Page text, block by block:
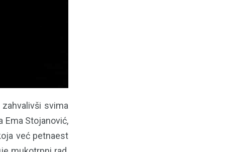
zahvalivši svima
Ema Stojanović,
već petnaest